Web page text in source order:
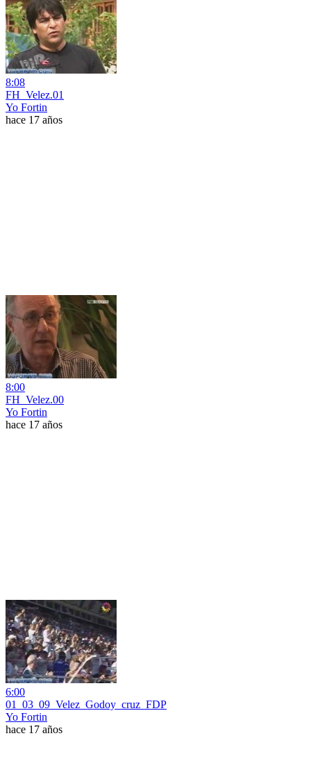
8:08
FH_Velez.01
Yo Fortin
hace 17 años
8:00
FH_Velez.00
Yo Fortin
hace 17 años
6:00
01_03_09_Velez_Godoy_cruz_FDP
Yo Fortin
hace 17 años